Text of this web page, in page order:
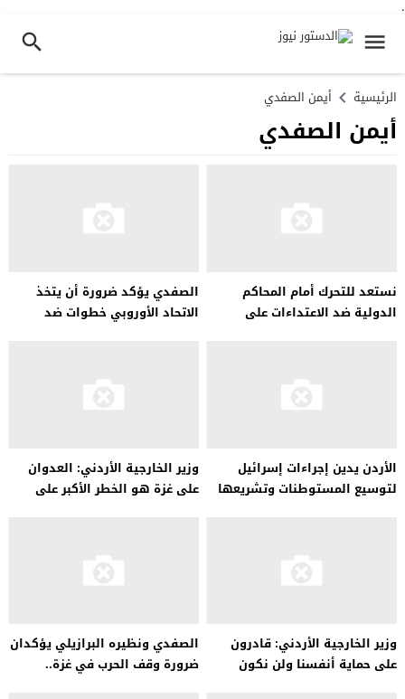
.
الرئيسية أيمن الصفدي
أيمن الصفدي
نستعد للتحرك أمام المحاكم
الدولية ضد الاعتداءات على
الصفدي يؤكد ضرورة أن يتخذ
الاتحاد الأوروبي خطوات ضد
الأردن يدين إجراءات إسرائيل
لتوسيع المستوطنات وتشريعها
وزير الخارجية الأردني: العدوان
على غزة هو الخطر الأكبر على
وزير الخارجية الأردني: قادرون
على حماية أنفسنا ولن نكون
الصفدي ونظيره البرازيلي يؤكدان
ضرورة وقف الحرب في غزة..